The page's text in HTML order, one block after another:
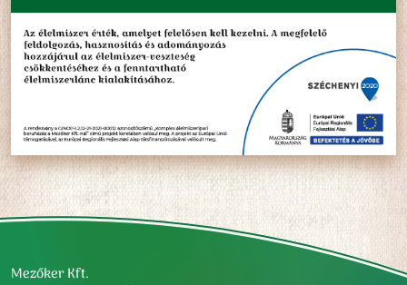
Mezőker Kft.